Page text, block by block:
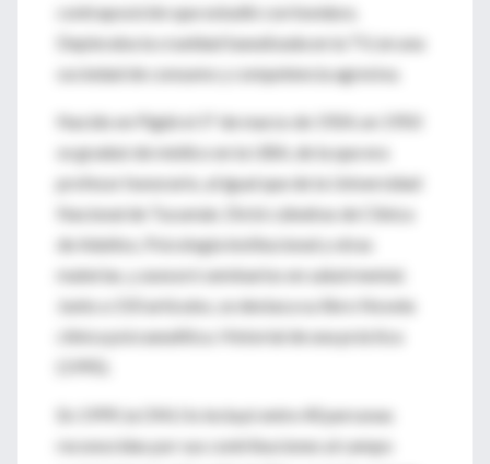
contraposición que estudió con hondura.
Deploraba la crueldad banalizada en la TV, en una
sociedad de consumo y competencia agresiva.
Nacido en Pigüé el 1° de marzo de 1924, en 1950
se graduó de médico en la UBA, de la que era
profesor honorario, al igual que de la Universidad
Nacional de Tucumán. Dictó cátedras de Clínica
de Adultos, Psicología institucional y otras
materias, y asesoró seminarios en salud mental.
Junto a 150 artículos, se destaca su libro Novela
clínica psicoanalítica. Historial de una práctica
En 1999, la ONU lo incluyó entre 40 personas
reconocidas por sus contribuciones al campo